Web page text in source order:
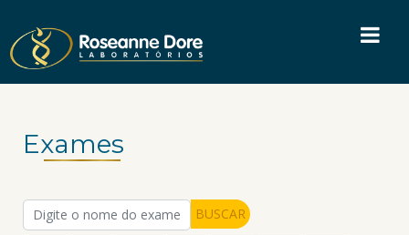
Exames
BUSCAR